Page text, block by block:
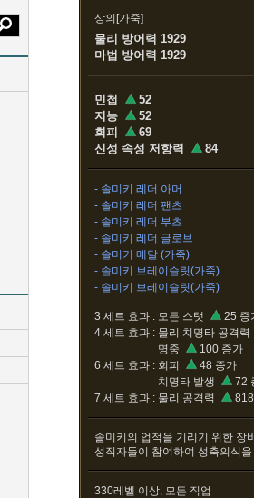
상의[가죽]
물리 방어력 1929
마법 방어력 1929
민첩
52
지능
52
회피
69
신성 속성 저항력
84
- 솔미키 레더 아머
- 솔미키 레더 팬츠
- 솔미키 레더 부츠
- 솔미키 레더 글로브
- 솔미키 메달 (가죽)
- 솔미키 브레이슬릿(가죽)
- 솔미키 브레이슬릿(가죽)
3 세트 효과 : 모든 스탯
25 증
4 세트 효과 : 물리 치명타 공격력
명중
100 증가
6 세트 효과 : 회피
48 증가
치명타 발생
72
7 세트 효과 : 물리 공격력
솔미키의 업적을 기리기 위한 장
성직자들이 참여하여 성축의식
330레벨 이상, 모든 직업